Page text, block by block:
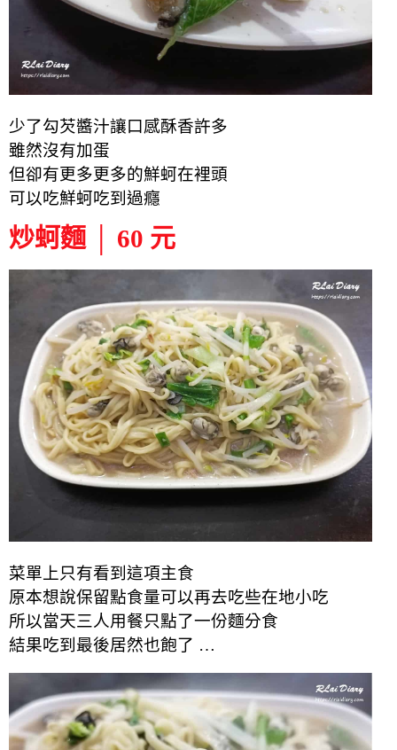
少了勾芡醬汁讓口感酥香許多
雖然沒有加蛋
但卻有更多更多的鮮蚵在裡頭
可以吃鮮蚵吃到過癮
炒蚵麵 │ 60 元
菜單上只有看到這項主食
原本想說保留點食量可以再去吃些在地小吃
所以當天三人用餐只點了一份麵分食
結果吃到最後居然也飽了 …